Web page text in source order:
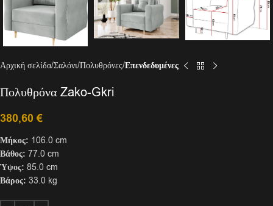
Αρχική σελίδα Σαλόνι Πολυθρόνες Επενδεδυμένες
Πολυθρόνα Zako-Gkri
380,60€
Μήκος: 106.0 cm
Βάθος: 77.0 cm
Ύψος: 85.0 cm
Βάρος: 33.0 kg